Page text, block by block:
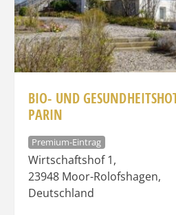
BIO- UND
PARIN
Premium-Eintrag
Wirtschaftshof 1,
23948 Moor-Rolofshagen,
Deutschland